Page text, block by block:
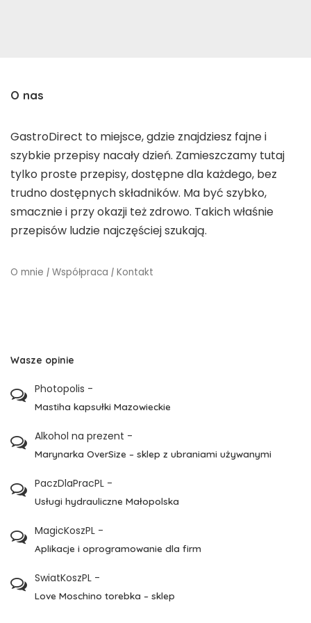
O nas
GastroDirect to miejsce, gdzie znajdziesz fajne i
szybkie przepisy nacały dzień. Zamieszczamy tutaj
tylko proste przepisy, dostępne dla każdego, bez
trudno dostępnych składników. Ma być szybko,
smacznie i przy okazji też zdrowo. Takich właśnie
przepisów ludzie najczęściej szukają.
O mnie | Współpraca | Kontakt
Wasze opinie
Photopolis -
Mastiha kapsułki Mazowieckie
Alkohol na prezent -
Marynarka OverSize – sklep z ubraniami używanymi
PaczDlaPracPL -
Usługi hydrauliczne Małopolska
MagicKoszPL -
Aplikacje i oprogramowanie dla firm
SwiatKoszPL -
Love Moschino torebka – sklep